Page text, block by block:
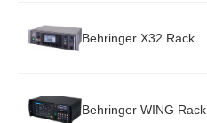
Behringer X32 Rack
Behringer WING Rack